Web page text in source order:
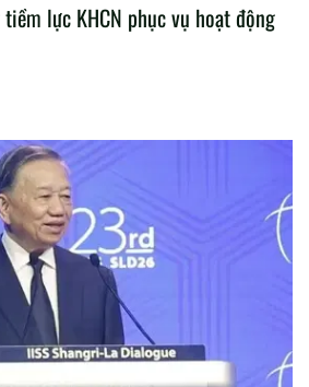
lực KHCN phục vụ hoạt động